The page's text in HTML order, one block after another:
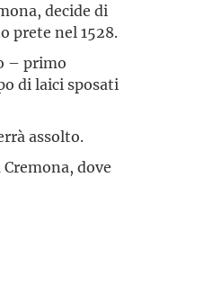
decide di
prete nel 1528.
– primo
di laici sposati
assolto.
dove